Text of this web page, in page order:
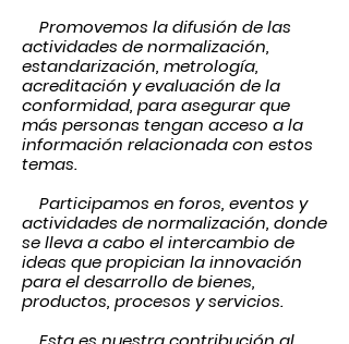
Promovemos la difusión de las
actividades de normalización,
estandarización, metrología,
acreditación y evaluación de la
conformidad, para asegurar que
más personas tengan acceso a la
información relacionada con estos
temas.
Participamos en foros, eventos y
actividades de normalización, donde
se lleva a cabo el intercambio de
ideas que propician la innovación
para el desarrollo de bienes,
productos, procesos y servicios.